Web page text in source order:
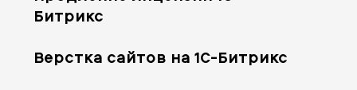
Битрикс
Верстка сайтов на 1С-Битрикс